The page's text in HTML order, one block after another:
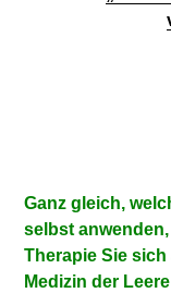
Ganz gleich,
selbst
Therapie Sie
Medizin der